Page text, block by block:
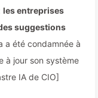
les entreprises
suggestions
a été condamnée à
à jour son système
IA de CIO]